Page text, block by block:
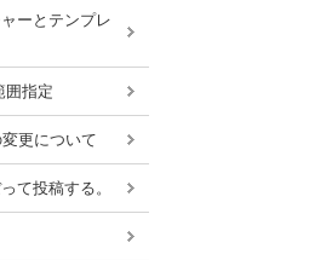
ーとテンプレ
指定
更について
て投稿する。